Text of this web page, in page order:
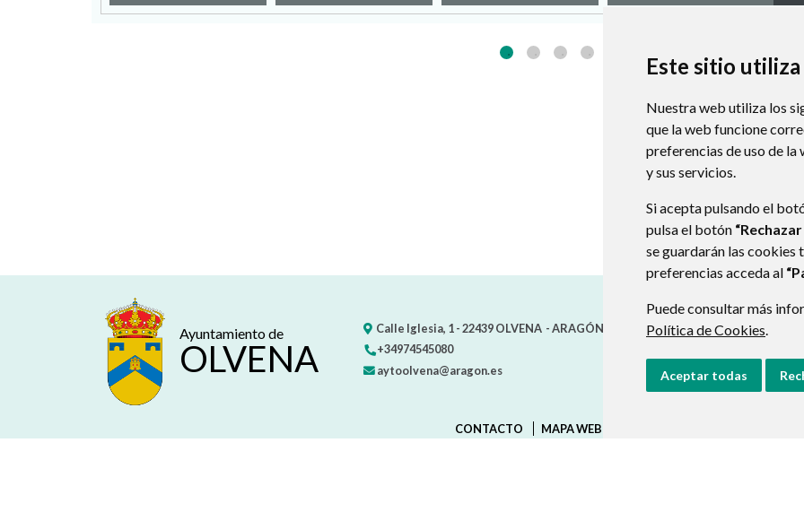
Este sitio
Nuestra web utiliza los
que la web funcione
preferencias de uso de la
y sus servicios.
Si acepta pulsando el
pulsa el botón
se guardarán las cookies
preferencias acceda al
Puede consultar más
Política de Cookies.
Aceptar todas
Ayuntamiento de
OLVENA
Calle Iglesia, 1 -22439OLVENA - ARAGÓN
(ESPAÑA)
+34974545080
aytoolvena@aragon.es
CONTACTO MAPA WEB